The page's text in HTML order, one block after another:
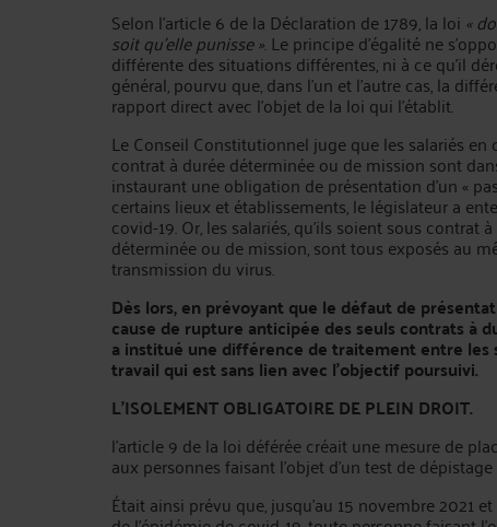
Selon l'article 6 de la Déclaration de 1789, la loi «
soit qu'elle punisse ». Le principe d'égalité ne
différente des situations différentes, ni à ce qu'il
général, pourvu que, dans l'un et l'autre cas, la
rapport direct avec l'objet de la loi qui l'établit.
Le Conseil Constitutionnel juge que les salariés
contrat à durée déterminée ou de mission sont
instaurant une obligation de présentation d'un «
certains lieux et établissements, le législateur a
covid-19. Or, les salariés, qu'ils soient sous
déterminée ou de mission, sont tous exposés au
transmission du virus.
Dès lors, en prévoyant que le défaut de
cause de rupture anticipée des seuls contrats à
a institué une différence de traitement entre les
travail qui est sans lien avec l'objectif poursuivi.
L’ISOLEMENT OBLIGATOIRE DE PLEIN DROIT.
l'article 9 de la loi déférée créait une mesure de
aux personnes faisant l'objet d'un test de
Était ainsi prévu que, jusqu'au 15 novembre 2021